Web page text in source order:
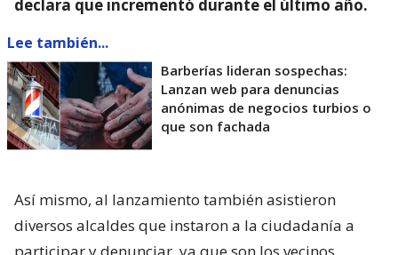
declara que incrementó durante el último año.
Lee también...
Barberías lideran sospechas:
Lanzan web para denuncias
anónimas de negocios turbios o
que son fachada
Así mismo, al lanzamiento también asistieron
diversos alcaldes que instaron a la ciudadanía a